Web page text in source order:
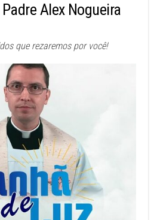
Alex Nogueira
que rezaremos por você!